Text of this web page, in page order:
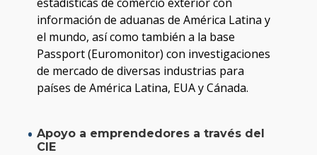
información de aduanas de América Latina y
el mundo, así como también a la base
Passport (Euromonitor) con investigaciones
de mercado de diversas industrias para
países de América Latina, EUA y Cánada.
Apoyo a emprendedores a través del
CIE